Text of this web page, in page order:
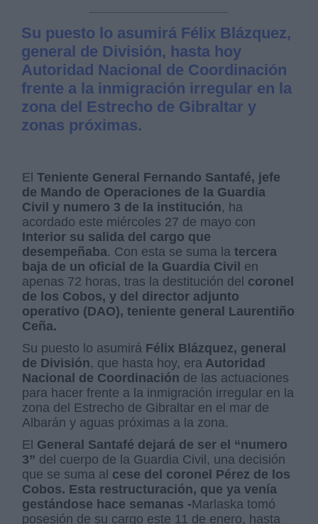
Su puesto lo asumirá Félix Blázquez,
general de División, hasta hoy
Autoridad Nacional de Coordinación
frente a la inmigración irregular en la
zona del Estrecho de Gibraltar y
zonas próximas.
ElTeniente General Fernando Santafé, jefe
de Mando de Operaciones de la Guardia
Civil y numero 3 de la institución, ha
acordado este miércoles 27 de mayo con
Interior su salida del cargo que
desempeñaba. Con esta se suma la tercera
baja de un oficial de la Guardia Civil en
apenas 72 horas, tras la destitución del coronel
de los Cobos, y del director adjunto
operativo (DAO), teniente general Laurentiño
Ceña.
Su puesto lo asumirá Félix Blázquez, general
de División, que hasta hoy, era Autoridad
Nacional de Coordinación de las actuaciones
para hacer frente a la inmigración irregular en la
zona del Estrecho de Gibraltar en el mar de
Albarán y aguas próximas a la zona.
El General Santafé dejará de ser el “numero
3” del cuerpo de la Guardia Civil, una decisión
que se suma al cese del coronel Pérez de los
Cobos. Esta restructuración, que ya venía
gestándose hace semanas -Marlaska tomó
posesión de su cargo este 11 de enero, hasta